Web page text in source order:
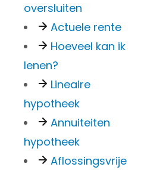
oversluiten
Actuele rente
Hoeveel kan ik
lenen?
Lineaire
hypotheek
Annuiteiten
hypotheek
Aflossingsvrije